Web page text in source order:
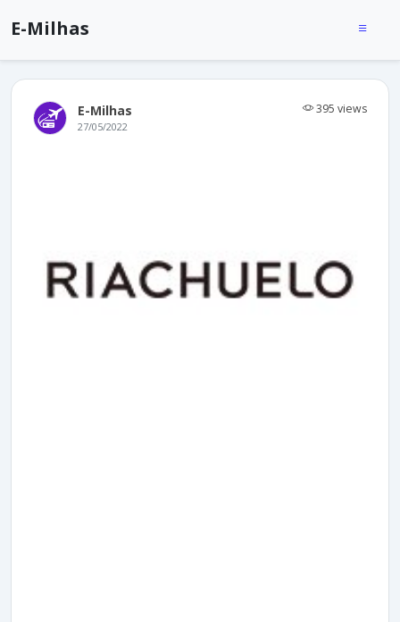
E-Milhas
E-Milhas 395 views
27/05/2022